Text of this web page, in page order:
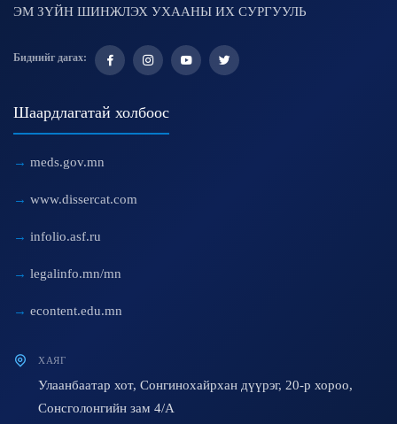
ЭМ ЗҮЙН ШИНЖЛЭХ УХААНЫ ИХ СУРГУУЛЬ
Биднийг дагах:
Шаардлагатай холбоос
meds.gov.mn
www.dissercat.com
infolio.asf.ru
legalinfo.mn/mn
econtent.edu.mn
ХАЯГ
Улаанбаатар хот, Сонгинохайрхан дүүрэг, 20-р хороо,
Сонсголонгийн зам 4/A